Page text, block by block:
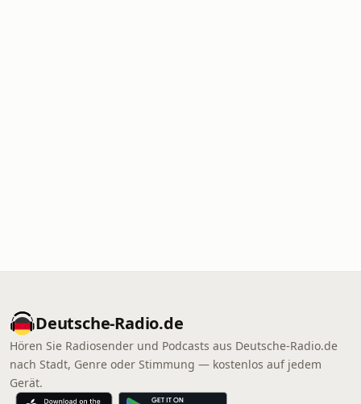
Deutsche-Radio.de
Hören Sie Radiosender und Podcasts aus Deutsche-Radio.de
nach Stadt, Genre oder Stimmung — kostenlos auf jedem
Gerät.